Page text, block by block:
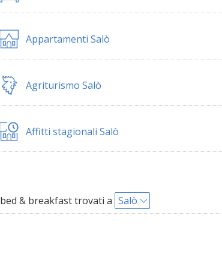
Appartamenti Salò
Agriturismo Salò
Affitti stagionali Salò
bed & breakfast trovati a Salò